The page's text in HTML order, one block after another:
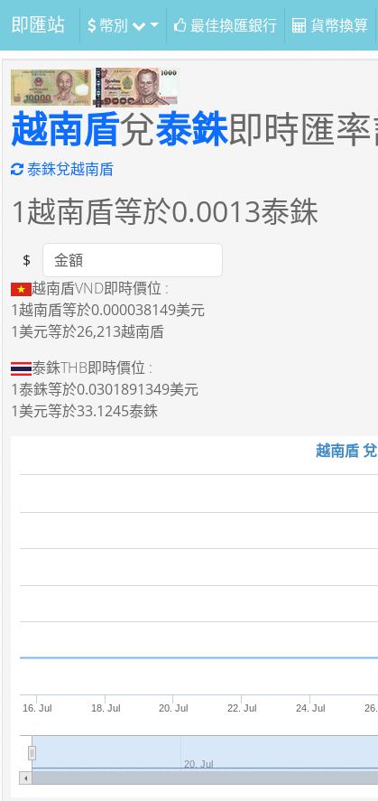
即匯站 幣別 最佳換匯銀行 貨幣換算
越南盾兌泰銖即時匯
泰銖兌越南盾
1越南盾等於0.0013泰銖
Amount
$
越南盾VND即時價位 :
1越南盾等於0.000038149美元
1美元等於26,213越南盾
泰銖THB即時價位 :
1泰銖等於0.0301891349美元
1美元等於33.1245泰銖
越南盾
16. Jul 18. Jul 20. Jul 22. Jul 24. Jul
20. Jul